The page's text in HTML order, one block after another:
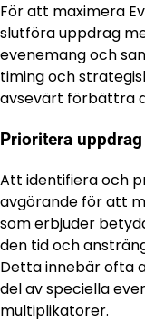
För att maximera
slutföra uppdrag
evenemang och
timing och
avsevärt förbättra
Prioritera
Att identifiera och
avgörande för att
som erbjuder
den tid och
Detta innebär ofta
del av speciella
multiplikatorer.